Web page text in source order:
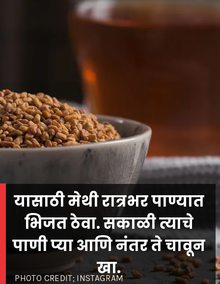
PHOTO CREDIT; INSTAGRAM
यासाठी मेथी रात्रभर पाण्यात
भिजत ठेवा. सकाळी त्याचे
पाणी प्या आणि नंतर ते चावून
खा.